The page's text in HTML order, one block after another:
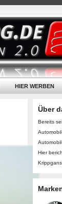
HIER WERBEN
Über
Bereits
Hier